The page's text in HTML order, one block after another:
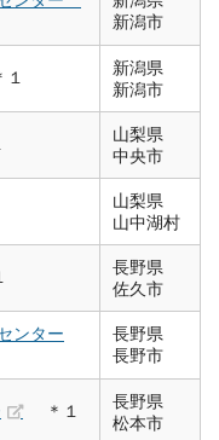
新潟市
新潟県
新潟市
山梨県
中央市
山梨県
山中湖村
長野県
佐久市
ンター
長野県
長野市
＊１
長野県
松本市